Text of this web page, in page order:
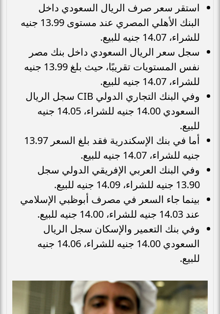
استقر سعر صرف الريال السعودي داخل
البنك الأهلي المصري عند مستوى 13.99 جنيه
للشراء، 14.07 جنيه للبيع.
سجل سعر الريال السعودي داخل بنك مصر
نفس المستويات تقريبًا، حيث بلغ 13.99 جنيه
للشراء، 14.07 جنيه للبيع.
وفي البنك التجاري الدولي CIB سجل الريال
السعودي 14.00 جنيه للشراء، 14.05 جنيه
للبيع.
أما في بنك الإسكندرية فقد بلغ السعر 13.97
جنيه للشراء، 14.07 جنيه للبيع.
وفي البنك العربي الإفريقي الدولي سجل
13.90 جنيه للشراء، 14.09 جنيه للبيع.
بينما جاء السعر في مصرف أبوظبي الإسلامي
عند 14.03 جنيه للشراء، 14.00 جنيه للبيع.
وفي بنك التعمير والإسكان سجل الريال
السعودي 14.00 جنيه للشراء، 14.06 جنيه
للبيع.